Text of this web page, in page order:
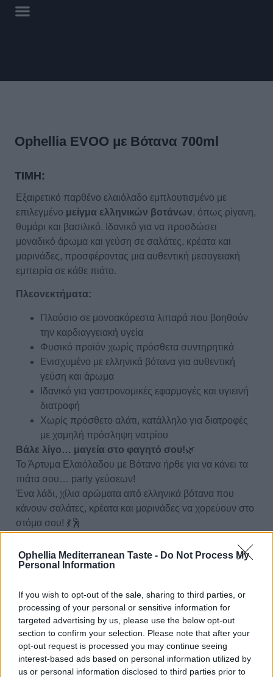
Ophellia Mediterranean Taste - Do Not Process My
Personal Information
If you wish to opt-out of the sale, sharing to third parties, or
processing of your personal or sensitive information for
targeted advertising by us, please use the below opt-out
section to confirm your selection. Please note that after your
opt-out request is processed you may continue seeing
interest-based ads based on personal information utilized by
us or personal information disclosed to third parties prior to
Ophellia EVOO με Βότανα 700ml
ΤΙΜΗ:
Εξαιρετικό παρθένο ελαιόλαδο εμπλουτισμένο με
επιλεγμένο μείγμα ελληνικών βοτάνων, όπως ρίγανη,
θυμάρι και βασιλικό. Ιδανικό για να προσδώσει
μοναδικό άρωμα και γεύση σε σαλάτες, κρέατα και
μαρινάδες, προσφέροντας μια αυθεντική μεσογειακή
εμπειρία σε κάθε πιάτο.
Πλεονεκτήματα:
Πλούσιο σε μονοακόρεστα λιπαρά που βοηθούν
την καρδιαγγειακή υγεία
Φυσικό προϊόν χωρίς πρόσθετα συντηρητικά
Ενισχυμένο με ελληνικά βότανα για αυθεντική
γεύση και άρωμα
Ιδανικό για γαστρονομικές εφαρμογές και υγιεινή
διατροφή
Χωρίς πρόσθετο αλάτι, κατάλληλο για διατροφές
με χαμηλή πρόσληψη νατρίου
Βάλε λίγο… μαγεία στο φαγητό σου!🌿
Το Άρτυμα Ελαιόλαδου με Βότανα ήρθε για να κάνει τα
πιάτα σου… party γεύσεων!
Ένα λάδι, χίλια αρώματα από ελληνικά βότανα που
κάνουν σαλάτες, κρέατα και μαρινάδες να χορεύουν στο
στόμα σου! 💃🕺
από την πρώτη σταγόνα!
πρέπει να παίζει!
Διατροφικά Στοιχεία
Επιπλέον Πληροφορίες
Κωδικός προϊόντος:XVH443
Κατηγορίες: Premium σειρά Ophelin, Ελαιόλαδο